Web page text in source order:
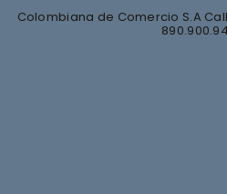
Colombiana de Comercio S.A